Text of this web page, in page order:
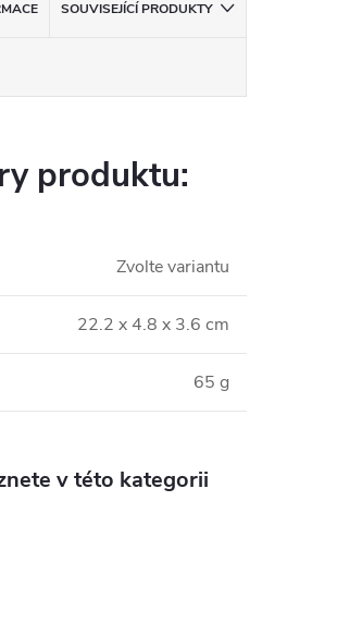
SOUVISEJÍCÍ PRODUKTY
produktu:
Zvolte variantu
22.2 x 4.8 x 3.6 cm
65 g
v této kategorii